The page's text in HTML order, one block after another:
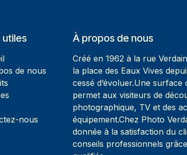
utiles
de nous
nous
À propos de nous
Créé en 1962 à la rue
la place des Eaux Vives
cessé d’évoluer.Une surface
permet aux visiteurs de
photographique, TV et des
équipement.Chez Photo
donnée à la satisfaction du
conseils professionnels